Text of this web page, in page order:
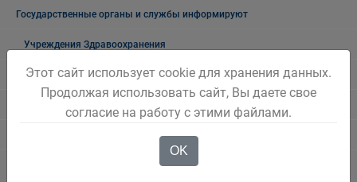
Государственные органы и службы информируют
Учреждения Здравоохранения
Налоговая инспекция информирует
Этот сайт использует cookie для хранения данных.
Продолжая использовать сайт, Вы даете свое
согласие на работу с этими файлами.
OK